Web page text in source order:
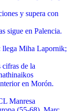
y supera con
sigue en Palencia.
Miha Lapornik;
cifras de la
en Morón.
Manresa